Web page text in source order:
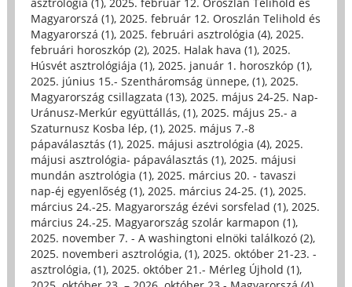
Magyarorszá (1), 2025. február 12. Oroszlán Telihold és
Magyarorszá (1), 2025. februári asztrológia (4), 2025.
februári horoszkóp (2), 2025. Halak hava (1), 2025.
Húsvét asztrológiája (1), 2025. január 1. horoszkóp (1),
2025. június 15.- Szentháromság ünnepe, (1), 2025.
Magyarország csillagzata (13), 2025. május 24-25. Nap-
Uránusz-Merkúr együttállás, (1), 2025. május 25.- a
Szaturnusz Kosba lép, (1), 2025. május 7.-8
pápaválasztás (1), 2025. májusi asztrológia (4), 2025.
májusi asztrológia- pápaválasztás (1), 2025. májusi
mundán asztrológia (1), 2025. március 20. - tavaszi
nap-éj egyenlőség (1), 2025. március 24-25. (1), 2025.
március 24.-25. Magyarország ézévi sorsfelad (1), 2025.
március 24.-25. Magyarország szolár karmapon (1),
2025. november 7. - A washingtoni elnöki találkozó (2),
2025. novemberi asztrológia, (1), 2025. október 21-23. -
asztrológia, (1), 2025. október 21.- Mérleg Újhold (1),